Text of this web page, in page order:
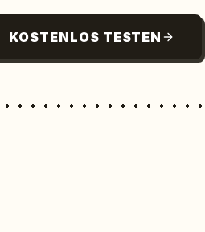
KOSTENLOS TESTEN